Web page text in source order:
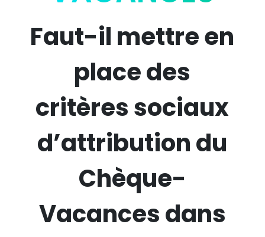
Faut-il mettre en
place des
critères sociaux
d’attribution du
Chèque-
Vacances dans